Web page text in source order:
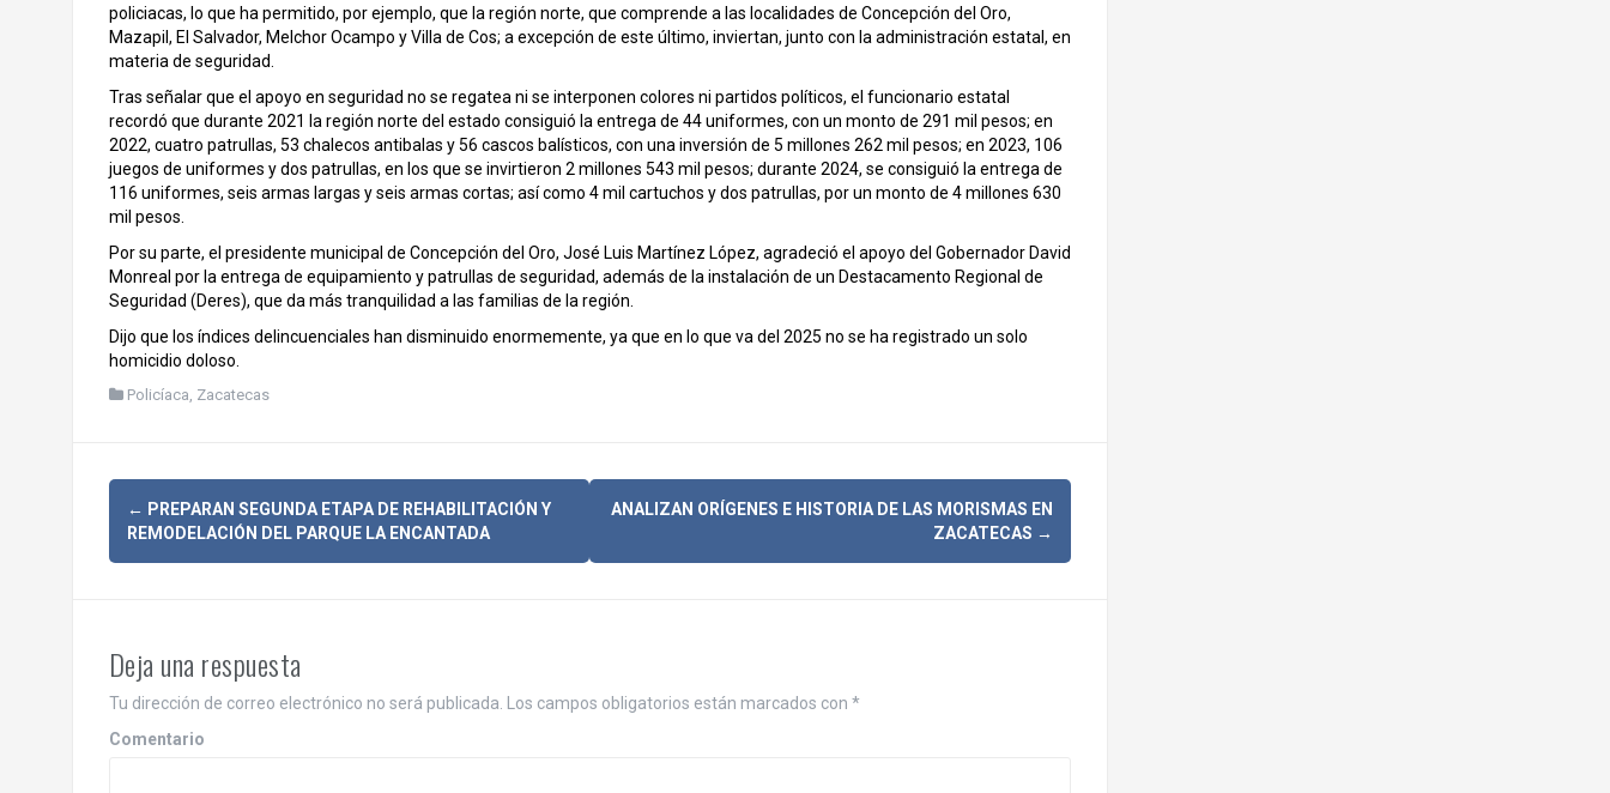
policiacas, lo que ha permitido, por ejemplo, que la región norte, que comprende a las localidades de Concepción del Oro,
Mazapil, El Salvador, Melchor Ocampo y Villa de Cos; a excepción de este último, inviertan, junto con la administración estatal, en
materia de seguridad.
Tras señalar que el apoyo en seguridad no se regatea ni se interponen colores ni partidos políticos, el funcionario estatal
recordó que durante 2021 la región norte del estado consiguió la entrega de 44 uniformes, con un monto de 291 mil pesos; en
2022, cuatro patrullas, 53 chalecos antibalas y 56 cascos balísticos, con una inversión de 5 millones 262 mil pesos; en 2023, 106
juegos de uniformes y dos patrullas, en los que se invirtieron 2 millones 543 mil pesos; durante 2024, se consiguió la entrega de
116 uniformes, seis armas largas y seis armas cortas; así como 4 mil cartuchos y dos patrullas, por un monto de 4 millones 630
mil pesos.
Por su parte, el presidente municipal de Concepción del Oro, José Luis Martínez López, agradeció el apoyo del Gobernador David
Monreal por la entrega de equipamiento y patrullas de seguridad, además de la instalación de un Destacamento Regional de
Seguridad (Deres), que da más tranquilidad a las familias de la región.
Dijo que los índices delincuenciales han disminuido enormemente, ya que en lo que va del 2025 no se ha registrado un solo
homicidio doloso.
Policíaca Zacatecas
N
a
e
g
a
← PREPARAN SEGUNDA ETAPA DE REHABILITACIÓN Y
REMODELACIÓN DEL PARQUE LA ENCANTADA
ANALIZAN ORÍGENES E HISTORIA DE LAS MORISMAS EN
ZACATECAS →
Deja una respuesta
Tu dirección de correo electrónico no será publicada. Los campos obligatorios están marcados con *
Comentario